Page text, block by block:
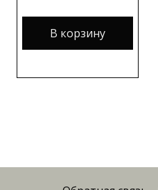
В корзину